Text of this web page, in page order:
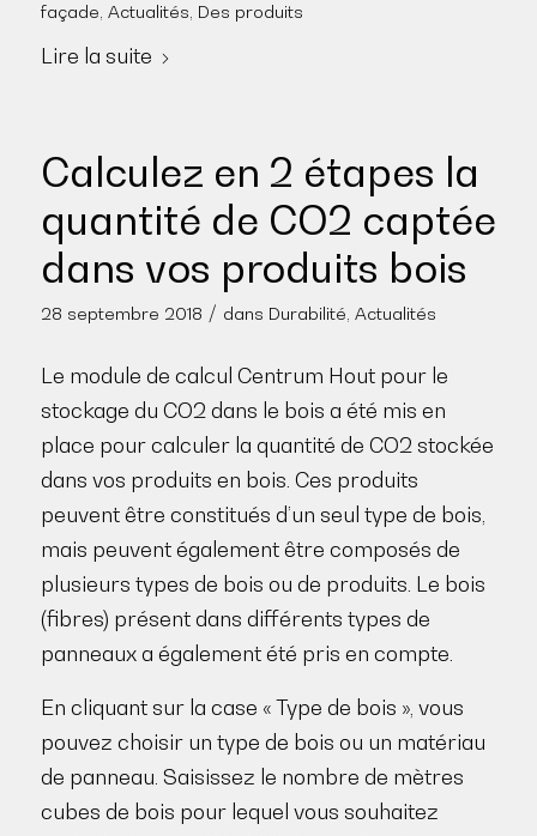
façade Actualités Des produits
Lire la suite
Calculez en 2 étapes la
quantité de CO2 captée
dans vos produits bois
28 septembre 2018 / dans Durabilité Actualités
Le module de calcul Centrum Hout pour le
stockage du CO2 dans le bois a été mis en
place pour calculer la quantité de CO2 stockée
dans vos produits en bois. Ces produits
peuvent être constitués d’un seul type de bois,
mais peuvent également être composés de
plusieurs types de bois ou de produits. Le bois
(fibres) présent dans différents types de
panneaux a également été pris en compte.
En cliquant sur la case « Type de bois », vous
pouvez choisir un type de bois ou un matériau
de panneau. Saisissez le nombre de mètres
cubes de bois pour lequel vous souhaitez